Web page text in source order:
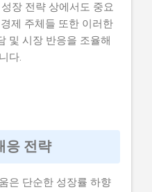
장 전략 상에서도 중요
제 주체들 또한 이러한
및 시장 반응을 조율해
다.
응 전략
은 단순한 성장률 하향